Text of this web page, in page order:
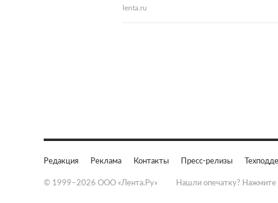
lenta.ru
Редакция Реклама Контакты Пресс-релизы
© 1999–2026 ООО «Лента.Ру» Нашли опечатку? Нажмите